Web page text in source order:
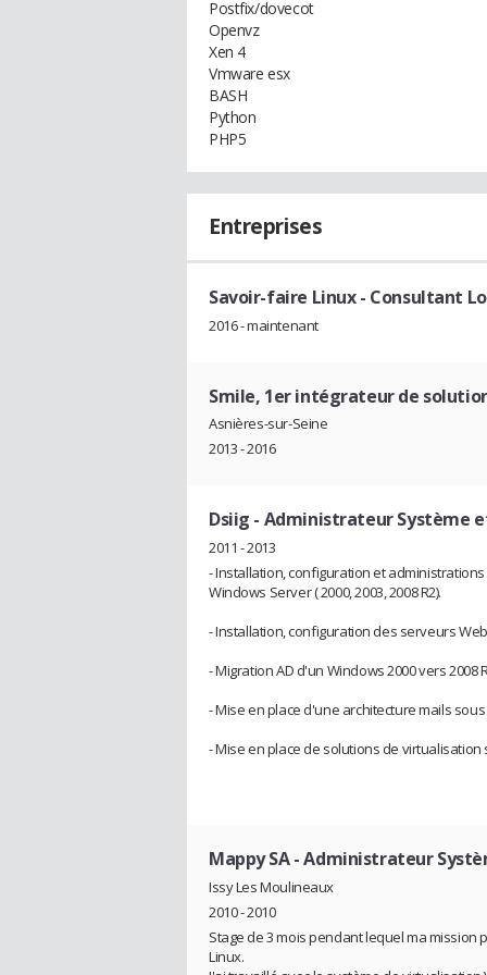
Postfix/dovecot
Openvz
Xen 4
Vmware esx
BASH
Python
PHP5
Entreprises
Savoir-faire Linux- Consultant
2016 - maintenant
Smile, 1er intégrateur de
Asnières-sur-Seine
2013 - 2016
Dsiig - Administrateur Système
2011 - 2013
- Installation, configuration et
Windows Server ( 2000, 2003, 2008 R2).
- Installation, configuration des serveurs
- Migration AD d'un Windows 2000 vers 2008
- Mise en place d'une architecture mails sous
- Mise en place de solutions de virtualisation
Mappy SA- Administrateur
Issy Les Moulineaux
2010 - 2010
Stage de 3 mois pendant lequel ma
Linux.